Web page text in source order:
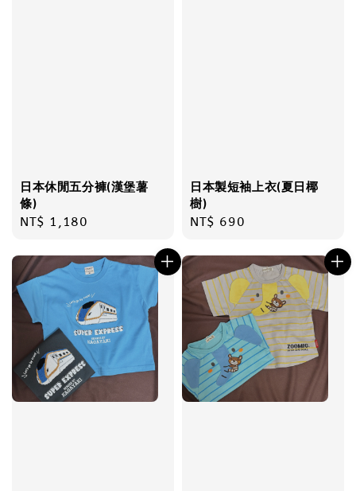
日本休閒五分褲(漢堡薯
條)
Regular
NT$ 1,180
日本製短袖上衣(夏日椰
樹)
Regular
NT$ 690